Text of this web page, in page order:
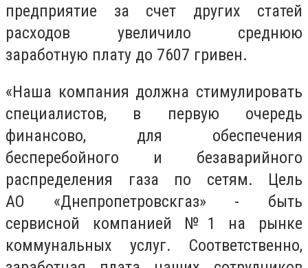
предприятие за счет других статей
расходов увеличило среднюю
заработную плату до 7607 гривен.
«Наша компания должна стимулировать
специалистов, в первую очередь
финансово, для обеспечения
бесперебойного и безаварийного
распределения газа по сетям. Цель
АО «Днепропетровскгаз» - быть
сервисной компанией №1 на рынке
коммунальных услуг. Соответственно,